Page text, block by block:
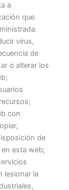
a
que
virus,
de
o alterar los
con
de
esta web;
lesionar la